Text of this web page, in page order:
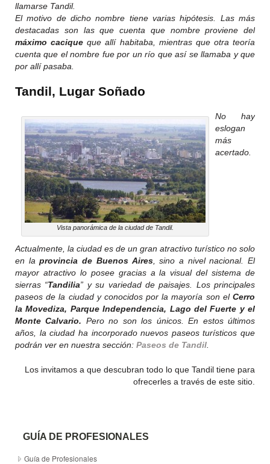
llamarse Tandil.
El motivo de dicho nombre tiene varias hipótesis. Las más
destacadas son las que cuenta que nombre proviene del
máximo cacique que allí habitaba, mientras que otra teoría
cuenta que el nombre fue por un río que así se llamaba y que
por allí pasaba.
Tandil, Lugar Soñado
Vista panorámica de la ciudad de Tandil.
No hay
eslogan
más
acertado.
Actualmente, la ciudad es de un gran atractivo turístico no solo
en laprovincia de Buenos Aires, sino a nivel nacional. El
mayor atractivo lo posee gracias a la visual del sistema de
sierras “Tandilia” y su variedad de paisajes. Los principales
paseos de la ciudad y conocidos por la mayoría son el Cerro
la Movediza, Parque Independencia, Lago del Fuerte y el
Monte Calvario. Pero no son los únicos. En estos últimos
años, la ciudad ha incorporado nuevos paseos turísticos que
podrán ver en nuestra sección: Paseos de Tandil
Los invitamos a que descubran todo lo que Tandil tiene para
ofrecerles a través de este sitio.
GUÍA DE PROFESIONALES
Guía de Profesionales